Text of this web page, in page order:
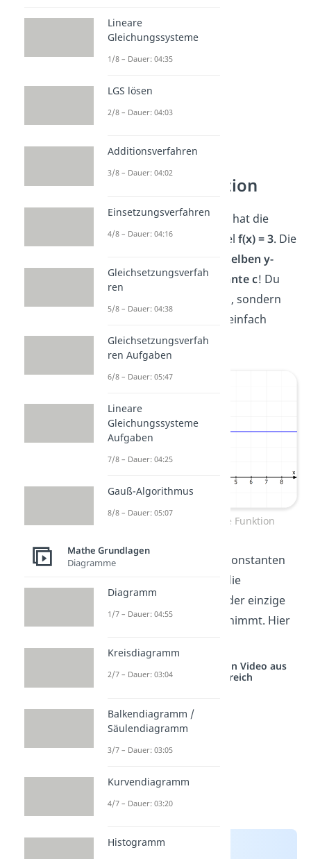
Wertebereich
bestimmen —
konstante Funktion
Einekonstante Funktion
hat die
Formf(x) = c, zum Beispiel f(x) = 3. Die
denselben y-
Wert, nämlich dieKonstante c! Du
musst also nicht rechnen, sondern
kannst die Wertemenge einfach
ablesen:W = {3}
Wertebereich konstante Funktion
Der Wertebereich einer konstanten
Funktion ist also immer die
Konstanteselbst. Sie ist der einzige
Wert, den die y-Achse annimmt. Hier
Studyflix vernetzt: Hier ein Video aus
einem anderen Bereich
Lineare
Gleichungssysteme
1/8 – Dauer: 04:35
LGS lösen
2/8 – Dauer: 04:03
Additionsverfahren
3/8 – Dauer: 04:02
Einsetzungsverfahren
4/8 – Dauer: 04:16
Gleichsetzungsverfah
ren
5/8 – Dauer: 04:38
Gleichsetzungsverfah
ren Aufgaben
6/8 – Dauer: 05:47
Lineare
Gleichungssysteme
Aufgaben
7/8 – Dauer: 04:25
Gauß-Algorithmus
8/8 – Dauer: 05:07
Mathe Grundlagen
Diagramme
Diagramm
1/7 – Dauer: 04:55
Kreisdiagramm
2/7 – Dauer: 03:04
Balkendiagramm /
Säulendiagramm
3/7 – Dauer: 03:05
Kurvendiagramm
4/7 – Dauer: 03:20
Histogramm